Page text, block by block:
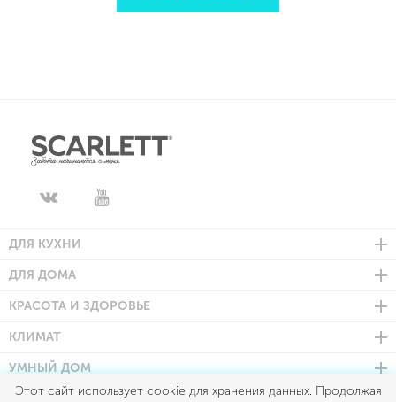
ДЛЯ КУХНИ
ДЛЯ ДОМА
КРАСОТА И ЗДОРОВЬЕ
КЛИМАТ
УМНЫЙ ДОМ
Этот сайт использует cookie для хранения данных. Продолжая